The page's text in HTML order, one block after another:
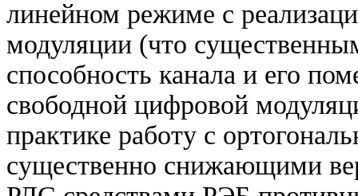
линейном режиме с
модуляции (что
способность канала и его
свободной цифровой
практике работу с
существенно снижающими